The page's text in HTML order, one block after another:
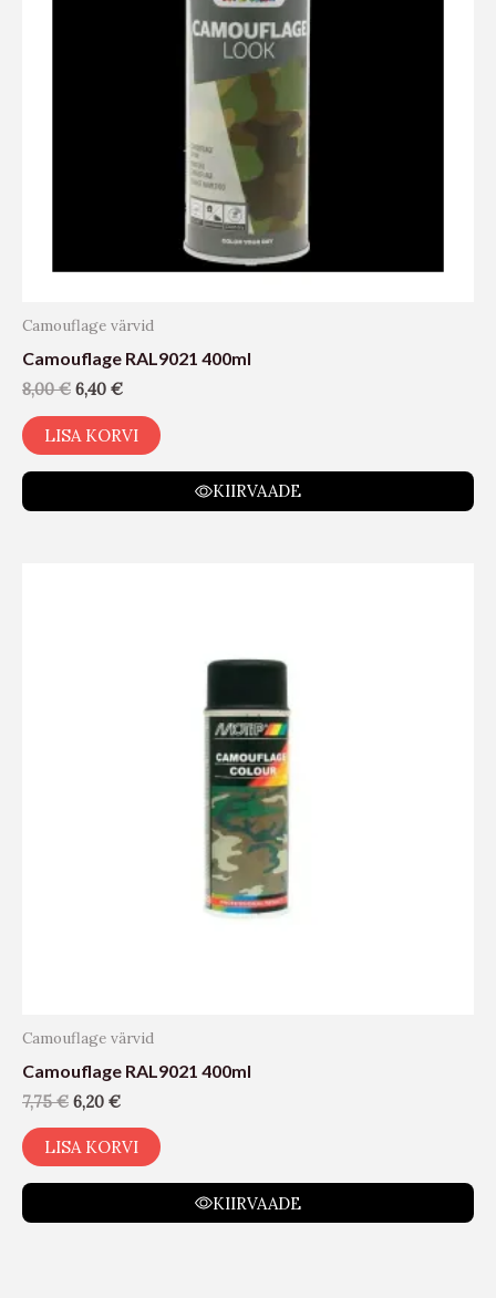
Camouflage värvid
Camouflage RAL9021 400ml
8,00€ 6,40 €
LISA KORVI
KIIRVAADE
Camouflage värvid
Camouflage RAL9021 400ml
7,75€ 6,20 €
LISA KORVI
KIIRVAADE